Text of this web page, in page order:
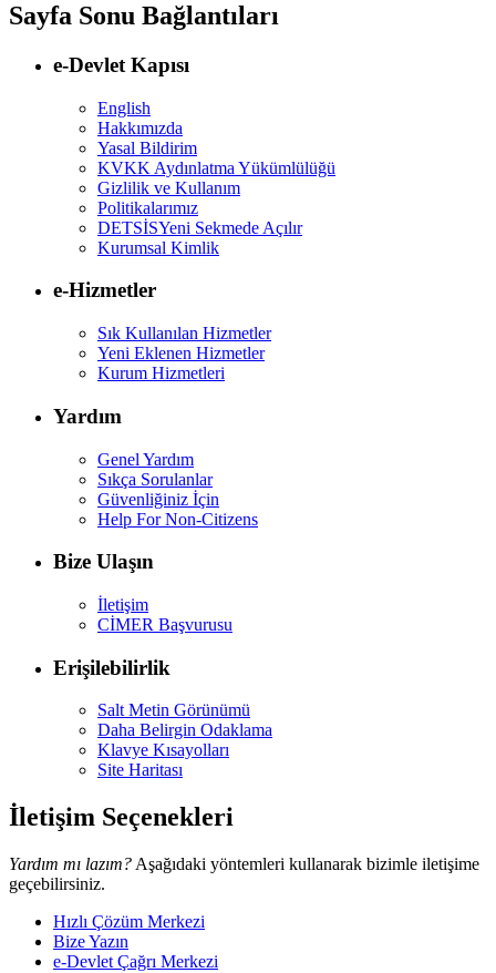
Sayfa Sonu Bağlantıları
e-Devlet Kapısı
English
Hakkımızda
Yasal Bildirim
KVKK Aydınlatma Yükümlülüğü
Gizlilik ve Kullanım
Politikalarımız
DETSİSYeni Sekmede Açılır
Kurumsal Kimlik
e-Hizmetler
Sık Kullanılan Hizmetler
Yeni Eklenen Hizmetler
Kurum Hizmetleri
Yardım
Genel Yardım
Sıkça Sorulanlar
Güvenliğiniz İçin
Help For Non-Citizens
Bize Ulaşın
İletişim
CİMER Başvurusu
Erişilebilirlik
Salt Metin Görünümü
Daha Belirgin Odaklama
Klavye Kısayolları
Site Haritası
İletişim Seçenekleri
Yardım mı lazım? Aşağıdaki yöntemleri kullanarak bizimle iletişime
geçebilirsiniz.
Hızlı Çözüm Merkezi
Bize Yazın
e-Devlet Çağrı Merkezi